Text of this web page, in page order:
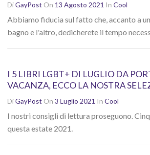
DiGayPost On 13 Agosto 2021 In Cool
Abbiamo fiducia sul fatto che, accanto a
bagno e l'altro, dedicherete il tempo
I 5 LIBRI LGBT+ DI LUGLIO DA
VACANZA, ECCO LA NOSTRA
DiGayPost On 3 Luglio 2021 In Cool
I nostri consigli di lettura proseguono.
questa estate 2021.